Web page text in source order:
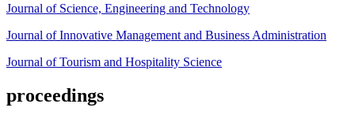
Journal of Science, Engineering and Technology
Journal of Innovative Management and Business Administration
Journal of Tourism and Hospitality Science
proceedings